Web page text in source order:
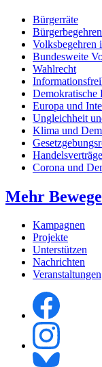
Bürgerräte
Volksbegehren
Bundesweite
Wahlrecht
Demokratische
Europa und
Ungleichheit
Klima und
Handelsverträge
Corona und
Mehr
Kampagnen
Projekte
Unterstützen
Nachrichten
Veranstaltungen